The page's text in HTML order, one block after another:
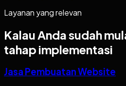
Layanan yang relevan
Kalau Anda sudah
tahap implementasi
Jasa Pembuatan Website